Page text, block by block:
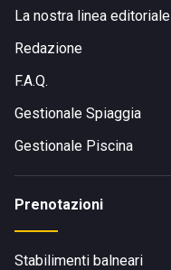
La nostra linea editoriale
Redazione
F.A.Q.
Gestionale Spiaggia
Gestionale Piscina
Prenotazioni
Stabilimenti balneari